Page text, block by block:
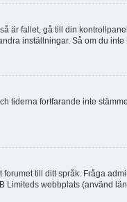
är fallet, gå till din
inställningar. Så om du
tiderna fortfarande inte
till ditt språk. Fråga
Limiteds webbplats (använd